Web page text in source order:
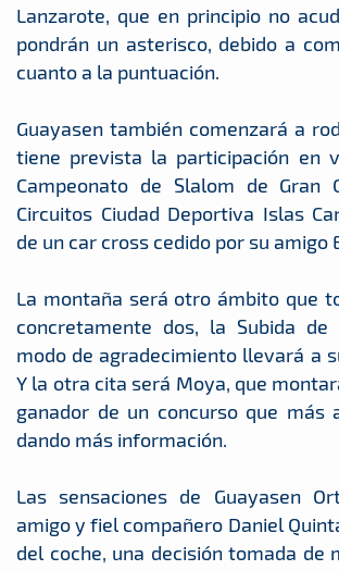
Lanzarote, que en principio no
pondrán un asterisco, debido a
cuanto a la puntuación.
Guayasen también comenzará a
tiene prevista la participación en
Campeonato de Slalom de Gran
Circuitos Ciudad Deportiva Islas
de un car cross cedido por su amigo
La montaña será otro ámbito que
concretamente dos, la Subida de
modo de agradecimiento llevará a
Y la otra cita será Moya, que
ganador de un concurso que más
dando más información.
Las sensaciones de Guayasen
amigo y fiel compañero Daniel
del coche, una decisión tomada de